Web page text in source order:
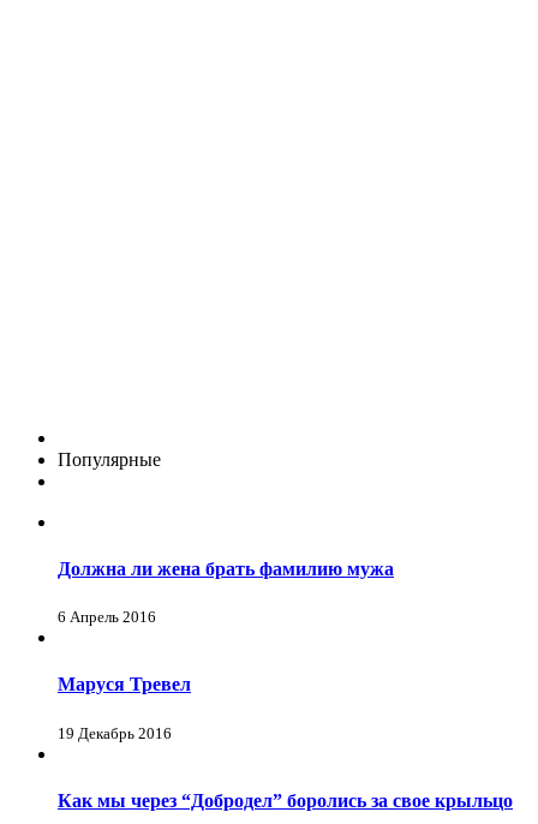
Популярные
Должна ли жена брать фамилию мужа
6 Апрель 2016
Маруся Тревел
19 Декабрь 2016
Как мы через “Добродел” боролись за свое крыльцо